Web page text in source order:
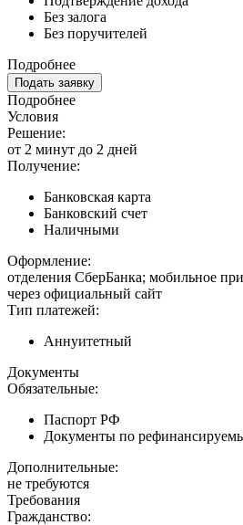
Без залога
Без поручителей
Подробнее
Подать заявку
Подробнее
Условия
Решение:
от 2 минут до 2 дней
Получение:
Банковская карта
Банковский счет
Наличными
Оформление:
отделения СберБанка; мобильное
через официальный сайт
Тип платежей:
Аннуитетный
Документы
Обязательные:
Паспорт РФ
Документы по
Дополнительные:
не требуются
Требования
Гражданство: